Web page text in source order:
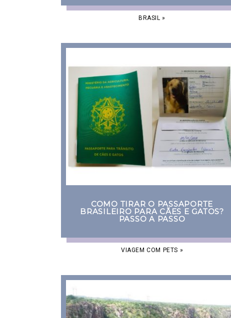
BRASIL »
COMO TIRAR O PASSAPORTE
BRASILEIRO PARA CÃES E GATOS?
PASSO A PASSO
VIAGEM COM PETS »